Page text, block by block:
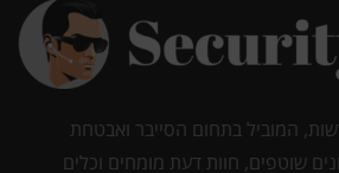
המוביל בתחום הסייבר ואבטחת
שוטפים, חוות דעת מומחים וכלים